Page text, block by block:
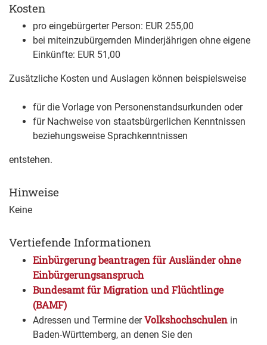
Kosten
pro eingebürgerter Person: EUR 255,00
bei miteinzubürgernden Minderjährigen ohne eigene
Einkünfte: EUR 51,00
Zusätzliche Kosten und Auslagen können beispielsweise
für die Vorlage von Personenstandsurkunden oder
für Nachweise von staatsbürgerlichen Kenntnissen
beziehungsweise Sprachkenntnissen
entstehen.
Hinweise
Keine
Vertiefende Informationen
Einbürgerung beantragen für Ausländer ohne
Einbürgerungsanspruch
Bundesamt für Migration und Flüchtlinge
(BAMF)
Adressen und Termine derVolkshochschulen in
Baden-Württemberg, an denen Sie den